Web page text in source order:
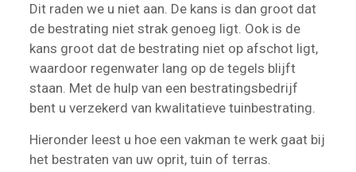
Dit raden we u niet aan. De kans is dan groot dat
de bestrating niet strak genoeg ligt. Ook is de
kans groot dat de bestrating niet op afschot ligt,
waardoor regenwater lang op de tegels blijft
staan. Met de hulp van een bestratingsbedrijf
bent u verzekerd van kwalitatieve tuinbestrating.
Hieronder leest u hoe een vakman te werk gaat bij
het bestraten van uw oprit, tuin of terras.